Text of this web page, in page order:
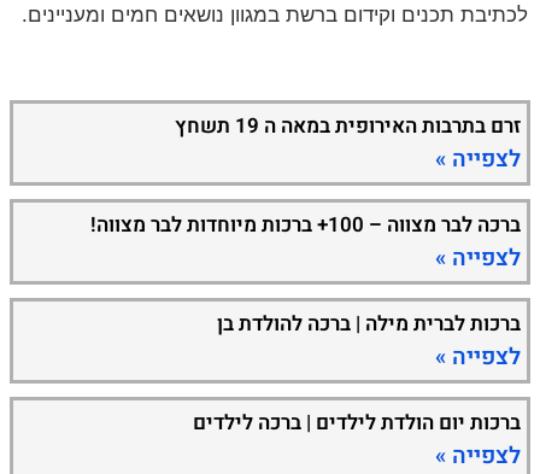
לכתיבת תכנים וקידום ברשת במגוון נושאים חמים ומעניינים.
זרם בתרבות האירופית במאה ה 19 תשחץ
לצפייה »
ברכה לבר מצווה – 100+ ברכות מיוחדות לבר מצווה!
לצפייה »
ברכות לברית מילה | ברכה להולדת בן
לצפייה »
ברכות יום הולדת לילדים | ברכה לילדים
לצפייה »